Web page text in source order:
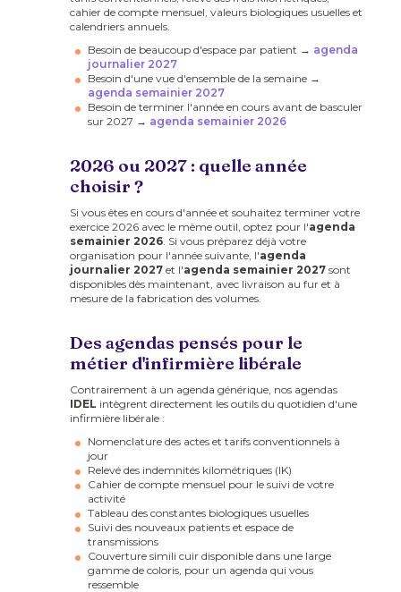
cahier de compte mensuel, valeurs biologiques usuelles et
calendriers annuels.
Besoin de beaucoup d'espace par patient → agenda
journalier 2027
Besoin d'une vue d'ensemble de la semaine →
agenda semainier 2027
Besoin de terminer l'année en cours avant de basculer
sur 2027 → agenda semainier 2026
2026 ou 2027 : quelle année
choisir ?
Si vous êtes en cours d'année et souhaitez terminer votre
exercice 2026 avec le même outil, optez pour l'agenda
semainier 2026 . Si vous préparez déjà votre
organisation pour l'année suivante, l'agenda
journalier 2027 et l'agenda semainier 2027 sont
disponibles dès maintenant, avec livraison au fur et à
mesure de la fabrication des volumes.
Des agendas pensés pour le
métier d'infirmière libérale
Contrairement à un agenda générique, nos agendas
IDEL intègrent directement les outils du quotidien d'une
infirmière libérale :
Nomenclature des actes et tarifs conventionnels à
jour
Relevé des indemnités kilométriques (IK)
Cahier de compte mensuel pour le suivi de votre
activité
Tableau des constantes biologiques usuelles
Suivi des nouveaux patients et espace de
transmissions
Couverture simili cuir disponible dans une large
gamme de coloris, pour un agenda qui vous
ressemble